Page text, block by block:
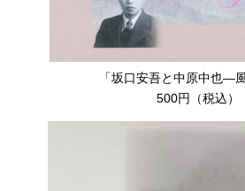
「坂口安吾と中原中也―
500円（税込）